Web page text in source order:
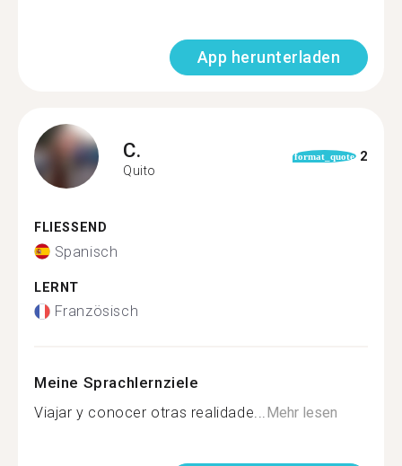
App herunterladen
C.
Quito
format_quote 2
FLIESSEND
Spanisch
LERNT
Französisch
Meine Sprachlernziele
Viajar y conocer otras realidade...Mehr lesen